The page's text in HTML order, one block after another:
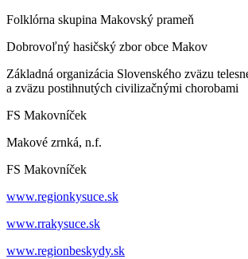
Folklórna skupina Makovský prameň
Dobrovoľný hasičský zbor obce Makov
Základná organizácia Slovenského zväzu
a zväzu postihnutých civilizačnými chorobami
FS Makovníček
Makové zrnká, n.f.
FS Makovníček
www.regionkysuce.sk
www.rrakysuce.sk
www.regionbeskydy.sk